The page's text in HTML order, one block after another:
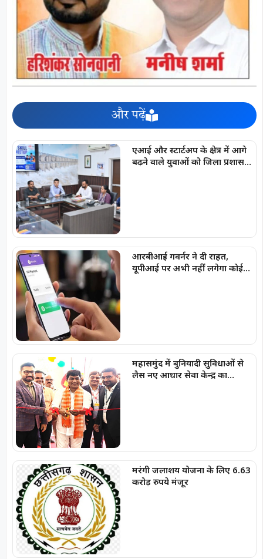
और पढ़ें
एआई और स्टार्टअप के क्षेत्र में आगे
बढ़ने वाले युवाओं को जिला प्रशासन
आरबीआई गवर्नर ने दी राहत,
यूपीआई पर अभी नहीं लगेगा कोई
महासमुंद में बुनियादी सुविधाओं से
लैस नए आधार सेवा केन्द्र का
मरंगी जलाशय योजना के लिए 6.63
करोड़ रुपये मंजूर